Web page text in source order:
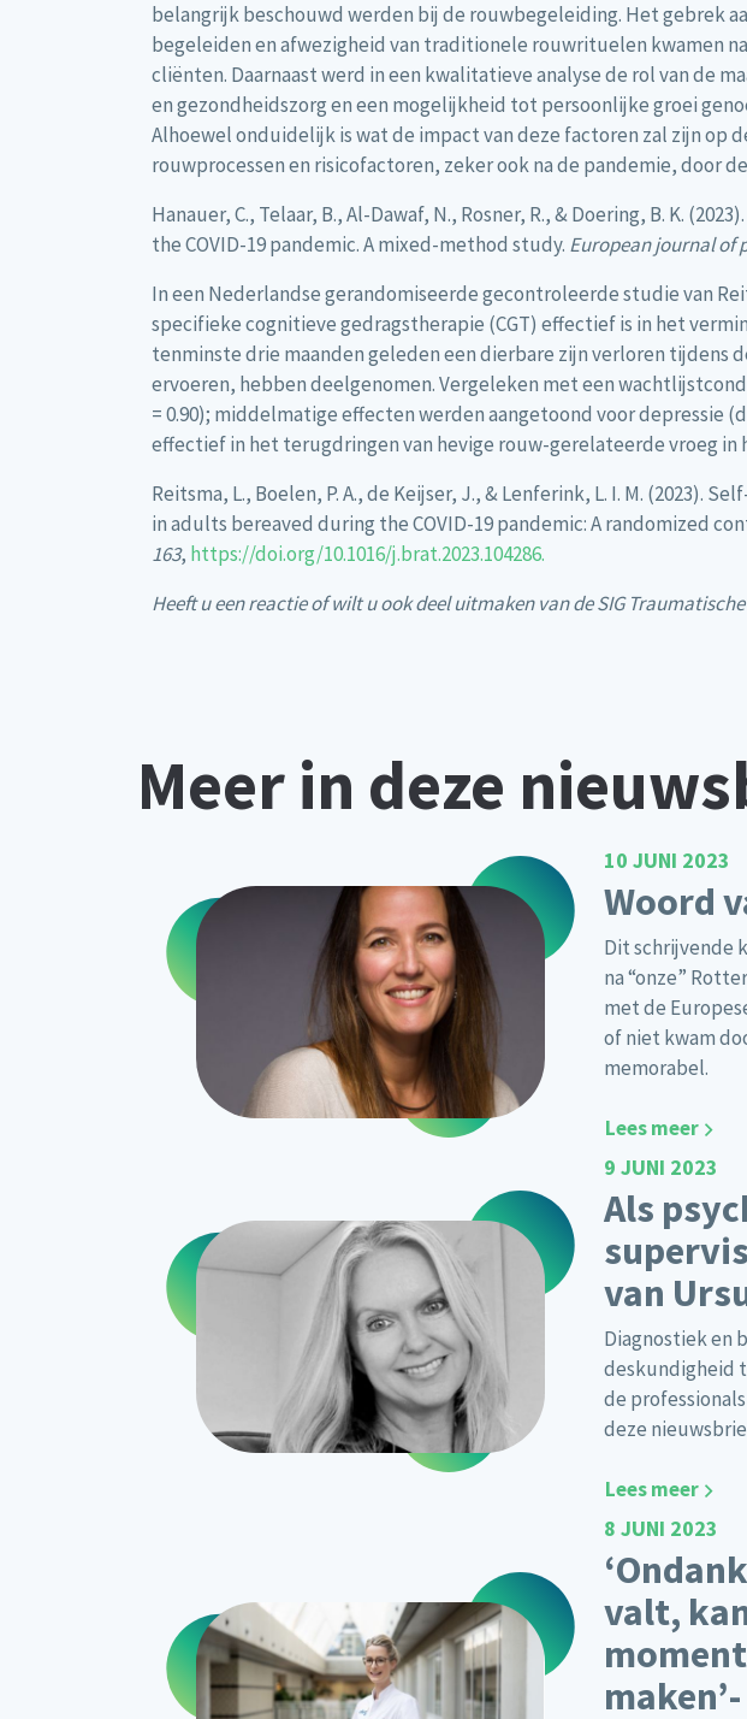
belangrijk beschouwd werden bij de rouwbegeleiding. Het gebrek
begeleiden en afwezigheid van traditionele rouwrituelen kwamen
cliënten. Daarnaast werd in een kwalitatieve analyse de rol van de
en gezondheidszorg en een mogelijkheid tot persoonlijke groei
Alhoewel onduidelijk is wat de impact van deze factoren zal zijn op
rouwprocessen en risicofactoren, zeker ook na de pandemie, door
Hanauer, C., Telaar, B., Al-Dawaf, N., Rosner, R., & Doering, B. K.
the COVID-19 pandemic. A mixed-method study. European journal of
In een Nederlandse gerandomiseerde gecontroleerde studie van
specifieke cognitieve gedragstherapie (CGT) effectief is in het
tenminste drie maanden geleden een dierbare zijn verloren tijdens
ervoeren, hebben deelgenomen. Vergeleken met een
= 0.90); middelmatige effecten werden aangetoond voor depressie
effectief in het terugdringen van hevige rouw-gerelateerde vroeg in
Reitsma, L., Boelen, P. A., de Keijser, J., & Lenferink, L. I. M.
in adults bereaved during the COVID-19 pandemic: A randomized
163, https://doi.org/10.1016/j.brat.2023.104286.
Heeft u een reactie of wilt u ook deel uitmaken van de SIG
Meer in deze
10 JUNI 2023
Woord
Dit schrijvende
na “onze”
met de
of niet kwam
memorabel.
Lees meer
9 JUNI 2023
Als
van
Diagnostiek en
deskundigheid
de
deze
Lees meer
8 JUNI 2023
valt,